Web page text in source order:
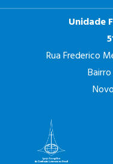
Unidade
Rua Frederico